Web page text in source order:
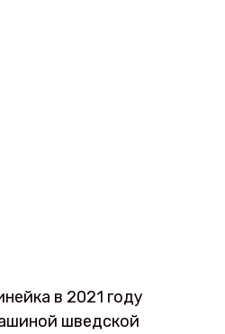
в 2021 году
шведской